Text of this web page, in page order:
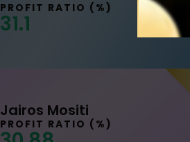
PROFIT RATIO (%)
31.1
Jairos Mositi
PROFIT RATIO (%)